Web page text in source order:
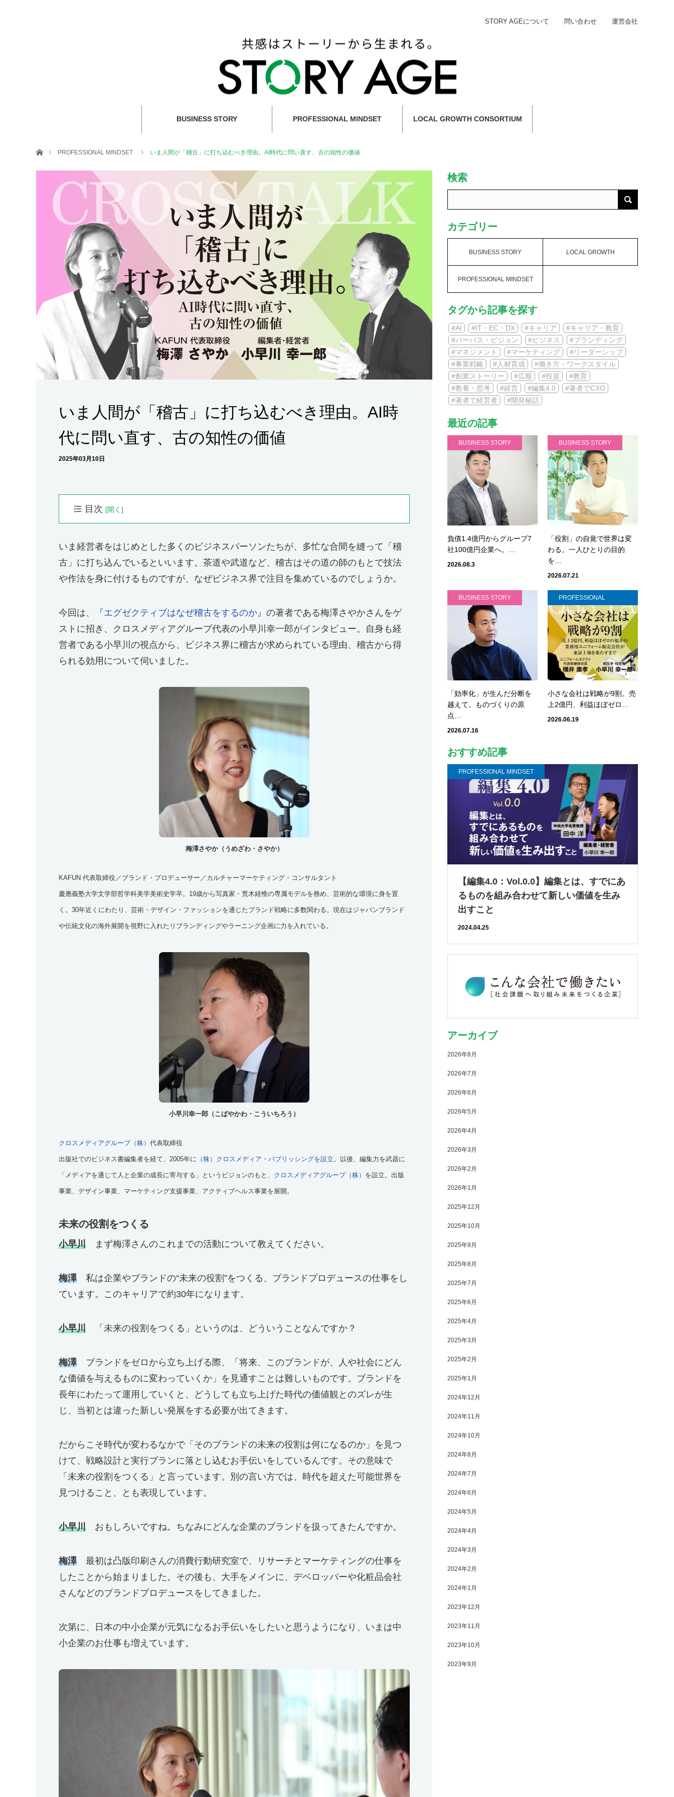
BUSINESS STORY PROFESSIONAL MINDSET LOCAL GROWTH CONSORTIUM
STORY AGEについて 問い合わせ 運営会社
ホームPROFESSIONAL MINDSET いま人間が「稽古」に打ち込むべき理由。AI時代に問い直す、古の知性の価値
いま人間が「稽古」に打ち込むべき理由。AI時
代に問い直す、古の知性の価値
2025年03月10日
目次
プロフィール
小早川幸一郎（こばやかわ・こういちろう）
未来の役割をつくる
稽古で「脳が組み替わる」
アイデンティティの置き方
梅澤さやかさんの書籍
いま経営者をはじめとした多くのビジネスパーソンたちが、多忙な合間を縫って「稽
古」に打ち込んでいるといいます。茶道や武道など、稽古はその道の師のもとで技法
や作法を身に付けるものですが、なぜビジネス界で注目を集めているのでしょうか。
今回は、 『エグゼクティブはなぜ稽古をするのか』 の著者である梅澤さやかさんをゲ
ストに招き、クロスメディアグループ代表の小早川幸一郎がインタビュー。自身も経
営者である小早川の視点から、ビジネス界に稽古が求められている理由、稽古から得
られる効用について伺いました。
梅澤さやか（うめざわ・さやか）
KAFUN 代表取締役／ブランド・プロデューサー／カルチャーマーケティング・コンサルタント
慶應義塾大学文学部哲学科美学美術史学卒。19歳から写真家・荒木経惟の専属モデルを務め、芸術的な環境に身を置
く。30年近くにわたり、芸術・デザイン・ファッションを通じたブランド戦略に多数関わる。現在はジャパンブランド
や伝統文化の海外展開を視野に入れたリブランディングやラーニング企画に力を入れている。
小早川幸一郎（こばやかわ・こういちろう）
クロスメディアグループ（株） 代表取締役
出版社でのビジネス書編集者を経て、2005年に （株）クロスメディア・パブリッシングを設立。 以後、編集力を武器に
「メディアを通じて人と企業の成長に寄与する」というビジョンのもと、 クロスメディアグループ（株） を設立。出版
事業、デザイン事業、マーケティング支援事業、アクティブヘルス事業を展開。
未来の役割をつくる
小早川 まず梅澤さんのこれまでの活動について教えてください。
梅澤私は企業やブランドの“未来の役割”をつくる、ブランドプロデュースの仕事をし
ています。このキャリアで約30年になります。
小早川 「未来の役割をつくる」というのは、どういうことなんですか？
梅澤ブランドをゼロから立ち上げる際、「将来、このブランドが、人や社会にどん
な価値を与えるものに変わっていくか」を見通すことは難しいものです。ブランドを
長年にわたって運用していくと、どうしても立ち上げた時代の価値観とのズレが生
じ、当初とは違った新しい発展をする必要が出てきます。
だからこそ時代が変わるなかで「そのブランドの未来の役割は何になるのか」を見つ
けて、戦略設計と実行プランに落とし込むお手伝いをしているんです。その意味で
「未来の役割をつくる」と言っています。別の言い方では、時代を超えた可能世界を
見つけること、とも表現しています。
小早川 おもしろいですね。ちなみにどんな企業のブランドを扱ってきたんですか。
梅澤最初は凸版印刷さんの消費行動研究室で、リサーチとマーケティングの仕事を
したことから始まりました。その後も、大手をメインに、デベロッパーや化粧品会社
さんなどのブランドプロデュースをしてきました。
次第に、日本の中小企業が元気になるお手伝いをしたいと思うようになり、いまは中
小企業のお仕事も増えています。
検索
カテゴリー
BUSINESS STORY LOCAL GROWTH
PROFESSIONAL MINDSET
タグから記事を探す
#AI #IT・EC・DX #キャリア
#キャリア・教育
#パーパス・ビジョン
#ビジネス
#ブランディング
#マネジメント
#マーケティング
#リーダーシップ
#事業戦略
#人材育成
#働き方・ワークスタイル
#創業ストーリー
#広報 #投資
#教育
#教養・思考
#経営 #編集4.0
#著者でCXO
#著者で経営者
#開発秘話
最近の記事
BUSINESS STORY
負債1.4億円からグループ7
社100億円企業へ。…
2026.08.3
BUSINESS STORY
「役割」の自覚で世界は変
わる。一人ひとりの目的
を…
2026.07.21
BUSINESS STORY
「効率化」が生んだ分断を
越えて。ものづくりの原
点…
2026.07.16
PROFESSIONAL
MINDSET
小さな会社は戦略が9割。売
上2億円、利益ほぼゼロ…
2026.06.19
おすすめ記事
PROFESSIONAL MINDSET
【編集4.0：Vol.0.0】編集とは、すでにあ
るものを組み合わせて新しい価値を生み
出すこと
2024.04.25
アーカイブ
2026年8月
2026年7月
2026年6月
2026年5月
2026年4月
2026年3月
2026年2月
2026年1月
2025年12月
2025年10月
2025年9月
2025年8月
2025年7月
2025年6月
2025年4月
2025年3月
2025年2月
2025年1月
2024年12月
2024年11月
2024年10月
2024年8月
2024年7月
2024年6月
2024年5月
2024年4月
2024年3月
2024年2月
2024年1月
2023年12月
2023年11月
2023年10月
2023年9月